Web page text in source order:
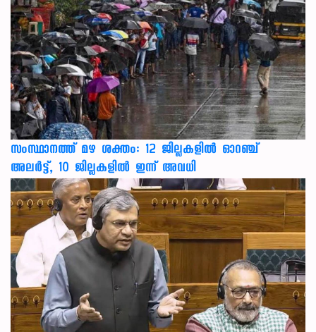
സംസ്ഥാനത്ത് മഴ ശക്തം: 12 ജില്ലകളിൽ ഓറഞ്ച്
അലർട്ട്, 10 ജില്ലകളിൽ ഇന്ന് അവധി